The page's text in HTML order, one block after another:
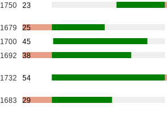
1750 23
1679
25
1700
45
1692 38
1732 54
1683 29